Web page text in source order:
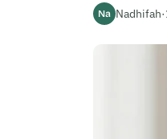
Na Nadhifah·